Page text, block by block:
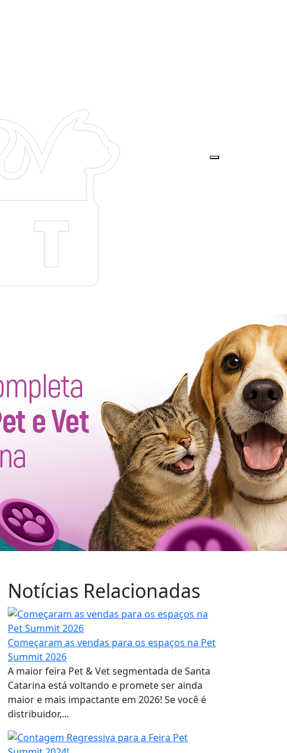
Notícias Relacionadas
Começaram as vendas para os espaços na Pet
Summit 2026
A maior feira Pet & Vet segmentada de Santa
Catarina está voltando e promete ser ainda
maior e mais impactante em 2026! Se você é
distribuidor,...